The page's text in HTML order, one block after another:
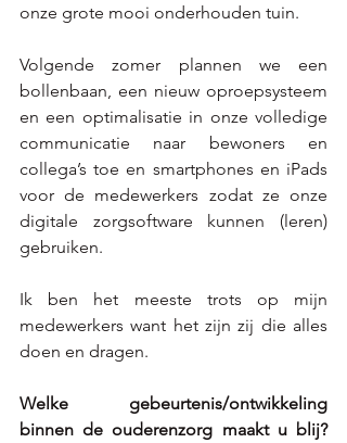
onze grote mooi onderhouden tuin.
Volgende zomer plannen we een
bollenbaan, een nieuw oproepsysteem
en een optimalisatie in onze volledige
communicatie naar bewoners en
collega’s toe en smartphones en iPads
voor de medewerkers zodat ze onze
digitale zorgsoftware kunnen (leren)
gebruiken.
Ik ben het meeste trots op mijn
medewerkers want het zijn zij die alles
doen en dragen.
Welke gebeurtenis/ontwikkeling
binnen de ouderenzorg maakt u blij?